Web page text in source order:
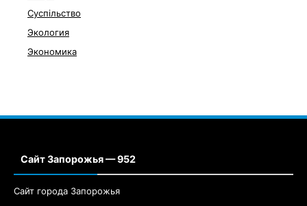
Суспільство
Экология
Экономика
Сайт Запорожья — 952
Сайт города Запорожья